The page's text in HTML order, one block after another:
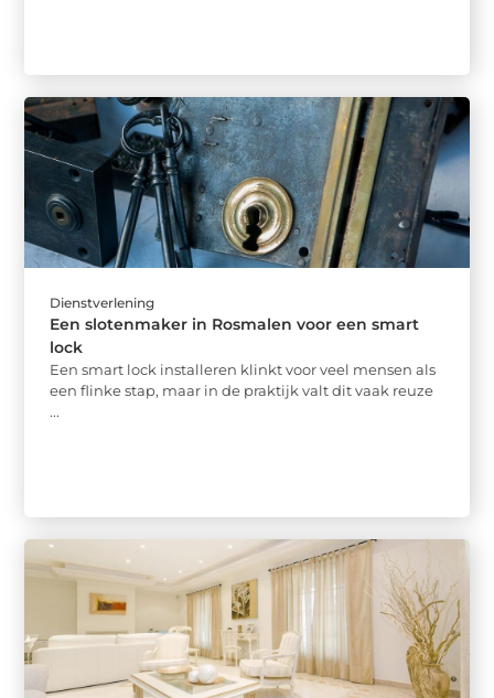
Dienstverlening
Een slotenmaker in Rosmalen voor een smart
lock
Een smart lock installeren klinkt voor veel mensen als
een flinke stap, maar in de praktijk valt dit vaak reuze
...